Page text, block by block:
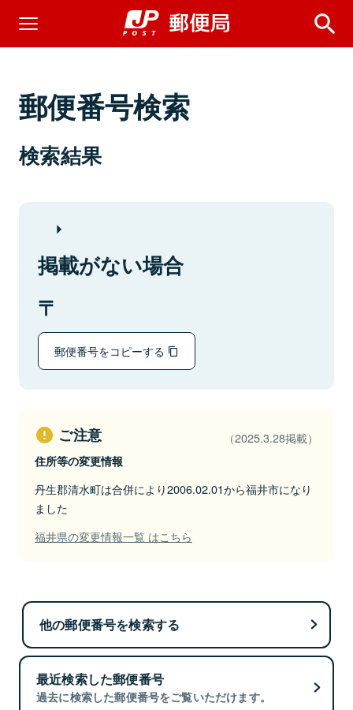
郵便番号検索
検索結果
掲載がない場合
郵便番号をコピーする
ご注意 （2025.3.28掲載）
住所等の変更情報
丹生郡清水町は合併により2006.02.01から福井市になり
ました
福井県の変更情報一覧 はこちら
他の郵便番号を検索する
最近検索した郵便番号
過去に検索した郵便番号をご覧いただけます。